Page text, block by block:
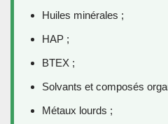
Huiles minérales ;
HAP ;
BTEX ;
Solvants et composés
Métaux lourds ;